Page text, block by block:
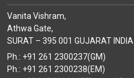
Vanita Vishram,
Athwa Gate,
SURAT – 395 001 GUJARAT INDIA
Ph.: +91 261 2300237(GM)
Ph.: +91 261 2300238(EM)